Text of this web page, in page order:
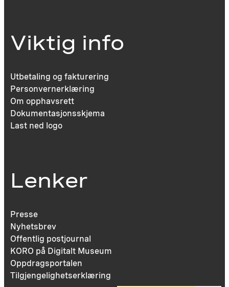
Viktig info
Utbetaling og fakturering
Personvernerklæring
Om opphavsrett
Dokumentasjonsskjema
Last ned logo
Lenker
Presse
Nyhetsbrev
Offentlig postjournal
KORO på Digitalt Museum
Oppdragsportalen
Tilgjengelighetserklæring